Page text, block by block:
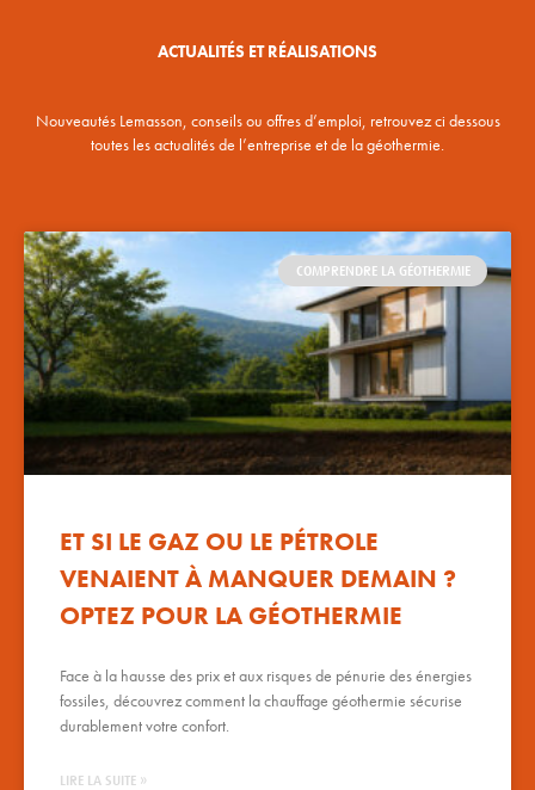
ACTUALITÉS ET RÉALISATIONS
Nouveautés Lemasson, conseils ou offres d’emploi, retrouvez ci dessous
toutes les actualités de l’entreprise et de la géothermie.
COMPRENDRE LA GÉOTHERMIE
ET SI LE GAZ OU LE PÉTROLE
VENAIENT À MANQUER DEMAIN ?
OPTEZ POUR LA GÉOTHERMIE
Face à la hausse des prix et aux risques de pénurie des énergies
fossiles, découvrez comment la chauffage géothermie sécurise
durablement votre confort.
LIRE LA SUITE »